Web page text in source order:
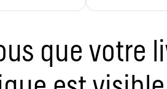
que votre